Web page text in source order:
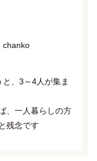
、3～4人が集ま
、一人暮らしの方
残念です